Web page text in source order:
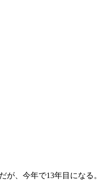
が、 今年で13年目 になる。